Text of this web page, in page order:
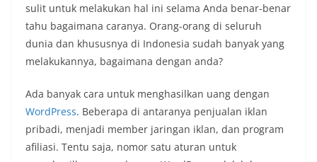
sulit untuk melakukan hal ini selama Anda benar-benar
tahu bagaimana caranya. Orang-orang di seluruh
dunia dan khususnya di Indonesia sudah banyak yang
melakukannya, bagaimana dengan anda?
Ada banyak cara untuk menghasilkan uang dengan
WordPress. Beberapa di antaranya penjualan iklan
pribadi, menjadi member jaringan iklan, dan program
afiliasi. Tentu saja, nomor satu aturan untuk